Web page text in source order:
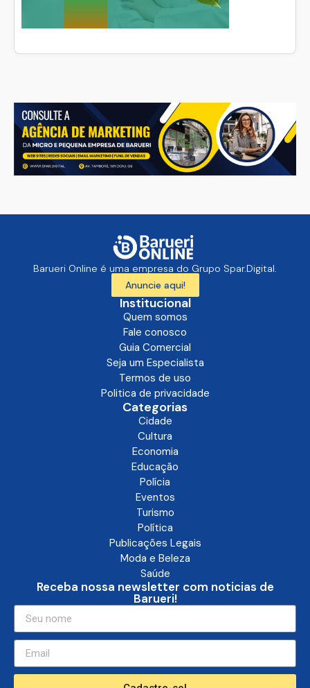
Barueri Online é uma empresa do Grupo Spar.Digital.
Anuncie aqui!
Institucional
Quem somos
Fale conosco
Guia Comercial
Seja um Especialista
Termos de uso
Politica de privacidade
Categorias
Cidade
Cultura
Economia
Educação
Polícia
Eventos
Turismo
Política
Publicações Legais
Moda e Beleza
Saúde
Receba nossa newsletter com noticias de
Barueri!